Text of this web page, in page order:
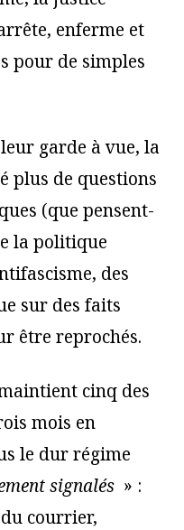
enferme et
pour de simples
garde à vue, la
plus de questions
(que pensent-
la politique
des
sur des faits
être reprochés.
cinq des
mois en
le dur régime
signalés » :
courrier,